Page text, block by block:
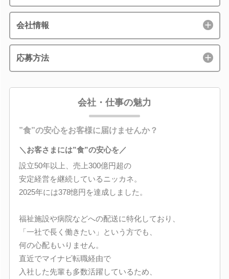
会社情報
応募方法
会社・仕事の魅力
”食”の安心をお客様に届けませんか？
＼お客さまには”食”の安心を／
設立50年以上、売上300億円超の
安定経営を継続しているニッカネ。
2025年には378憶円を達成しました。
福祉施設や病院などへの配送に特化しており、
「一社で長く働きたい」という方でも、
何の心配もいりません。
直近でマイナビ転職経由で
入社した先輩も多数活躍しているため、